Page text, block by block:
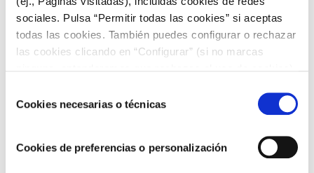
sociales. Pulsa “Permitir todas las cookies” si aceptas
todas las cookies. También puedes configurar o rechazar
las cookies clicando en “Configurar” (si no marcas
COOKIES.
deCookies necesarias o técnicas
Cookies de preferencias o personalización
Seguimos avanzando hacia un modelo de